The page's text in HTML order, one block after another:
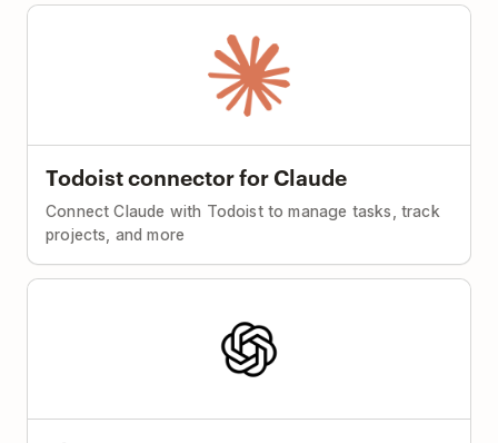
Todoist connector for Claude
Connect Claude with Todoist to manage tasks, track
projects, and more